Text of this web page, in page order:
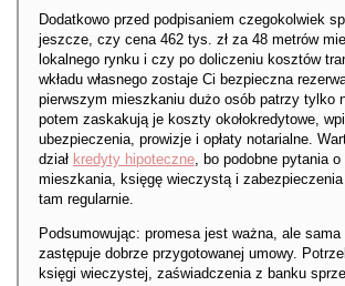
Dodatkowo przed podpisaniem czegokolwiek
jeszcze, czy cena 462 tys. zł za 48 metrów
lokalnego rynku i czy po doliczeniu kosztów
wkładu własnego zostaje Ci bezpieczna
pierwszym mieszkaniu dużo osób patrzy tylko
potem zaskakują je koszty okołokredytowe,
ubezpieczenia, prowizje i opłaty notarialne.
dział kredyty hipoteczne, bo podobne pytania o
mieszkania, księgę wieczystą i
tam regularnie.
Podsumowując: promesa jest ważna, ale sama
zastępuje dobrze przygotowanej umowy.
księgi wieczystej, zaświadczenia z banku